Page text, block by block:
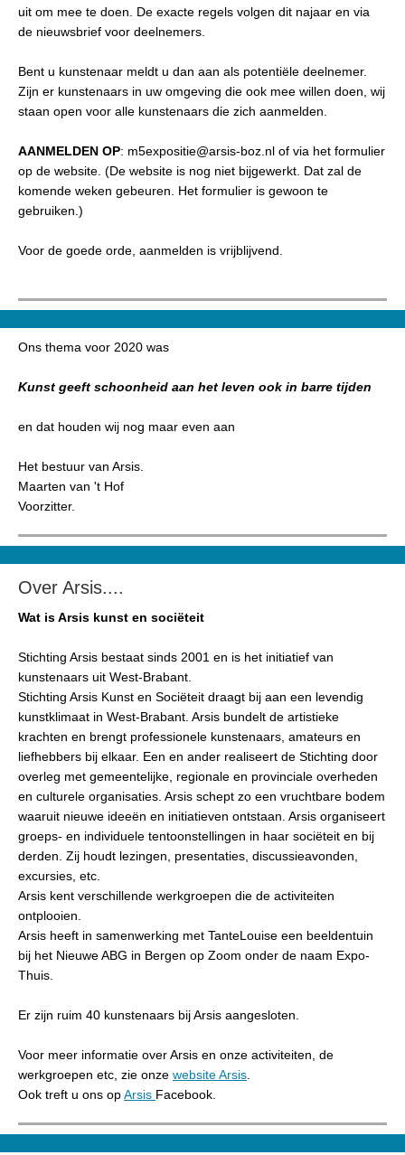
uit om mee te doen. De exacte regels volgen dit najaar en via
de nieuwsbrief voor deelnemers.
Bent u kunstenaar meldt u dan aan als potentiële deelnemer.
Zijn er kunstenaars in uw omgeving die ook mee willen doen, wij
staan open voor alle kunstenaars die zich aanmelden.
AANMELDEN OP: m5expositie@arsis-boz.nl of via het formulier
op de website. (De website is nog niet bijgewerkt. Dat zal de
komende weken gebeuren. Het formulier is gewoon te
gebruiken.)
Voor de goede orde, aanmelden is vrijblijvend.
Ons thema voor 2020 was
Kunst geeft schoonheid aan het leven ook in barre tijden
en dat houden wij nog maar even aan
Het bestuur van Arsis.
Maarten van 't Hof
Voorzitter.
Over Arsis....
Wat is Arsis kunst en sociëteit
Stichting Arsis bestaat sinds 2001 en is het initiatief van
kunstenaars uit West-Brabant.
Stichting Arsis Kunst en Sociëteit draagt bij aan een levendig
kunstklimaat in West-Brabant. Arsis bundelt de artistieke
krachten en brengt professionele kunstenaars, amateurs en
liefhebbers bij elkaar. Een en ander realiseert de Stichting door
overleg met gemeentelijke, regionale en provinciale overheden
en culturele organisaties. Arsis schept zo een vruchtbare bodem
waaruit nieuwe ideeën en initiatieven ontstaan. Arsis organiseert
groeps- en individuele tentoonstellingen in haar sociëteit en bij
derden. Zij houdt lezingen, presentaties, discussieavonden,
excursies, etc.
Arsis kent verschillende werkgroepen die de activiteiten
ontplooien.
Arsis heeft in samenwerking met TanteLouise een beeldentuin
bij het Nieuwe ABG in Bergen op Zoom onder de naam Expo-
Thuis.
Er zijn ruim 40 kunstenaars bij Arsis aangesloten.
Voor meer informatie over Arsis en onze activiteiten, de
werkgroepen etc, zie onze website Arsis
Ook treft u ons opArsis Facebook.